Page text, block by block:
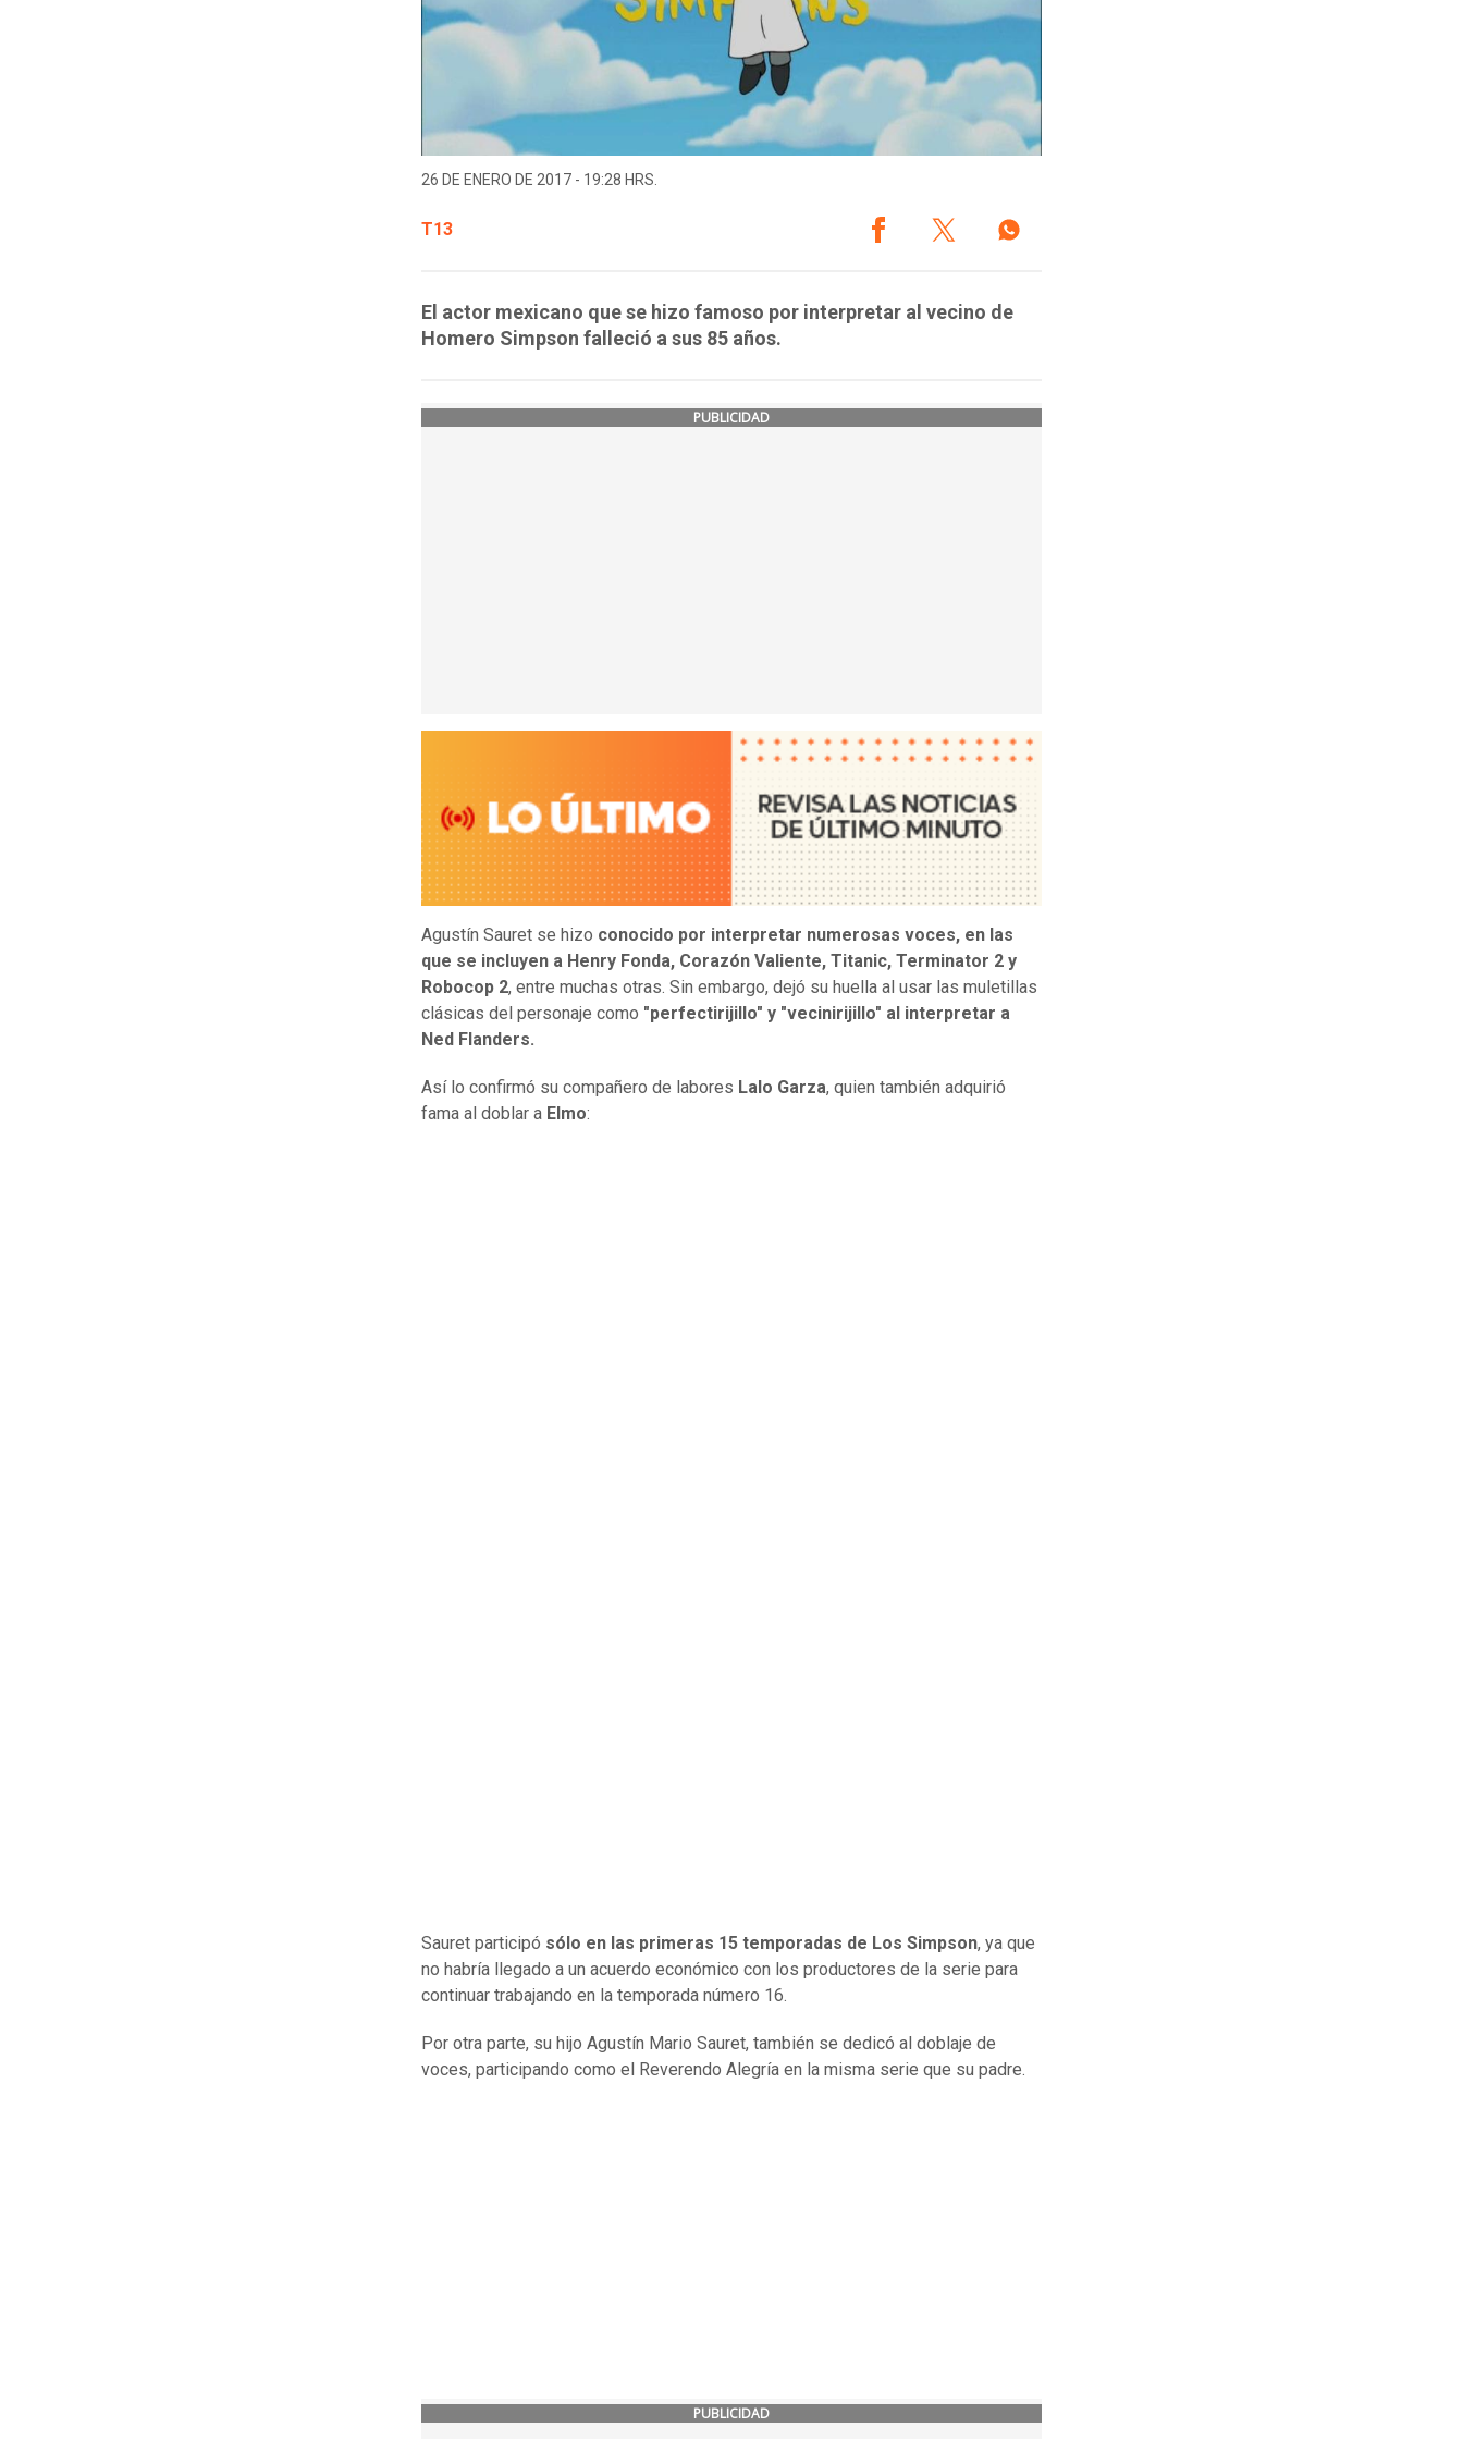
26 DE ENERO DE 2017 - 19:28 HRS.
T13
El actor mexicano que se hizo famoso por interpretar al vecino de
Homero Simpson falleció a sus 85 años.
PUBLICIDAD
Agustín Sauret se hizo conocido por interpretar numerosas voces, en las
que se incluyen a Henry Fonda, Corazón Valiente, Titanic, Terminator 2 y
Robocop 2, entre muchas otras. Sin embargo, dejó su huella al usar las muletillas
clásicas del personaje como "perfectirijillo" y "vecinirijillo" al interpretar a
Ned Flanders.
Así lo confirmó su compañero de labores Lalo Garza, quien también adquirió
fama al doblar a Elmo:
Sauret participó sólo en las primeras 15 temporadas de Los Simpson, ya que
no habría llegado a un acuerdo económico con los productores de la serie para
continuar trabajando en la temporada número 16.
Por otra parte, su hijo Agustín Mario Sauret, también se dedicó al doblaje de
voces, participando como el Reverendo Alegría en la misma serie que su padre.
PUBLICIDAD